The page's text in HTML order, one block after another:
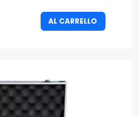
AL CARRELLO